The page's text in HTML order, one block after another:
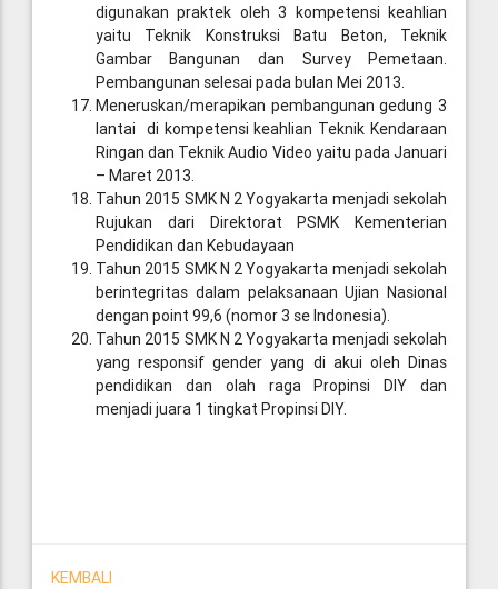
digunakan praktek oleh 3 kompetensi keahlian
yaitu Teknik Konstruksi Batu Beton, Teknik
Gambar Bangunan dan Survey Pemetaan.
Pembangunan selesai pada bulan Mei 2013.
Meneruskan/merapikan pembangunan gedung 3
lantai di kompetensi keahlian Teknik Kendaraan
Ringan dan Teknik Audio Video yaitu pada Januari
– Maret 2013.
Tahun 2015 SMK N 2 Yogyakarta menjadi sekolah
Rujukan dari Direktorat PSMK Kementerian
Pendidikan dan Kebudayaan
Tahun 2015 SMK N 2 Yogyakarta menjadi sekolah
berintegritas dalam pelaksanaan Ujian Nasional
dengan point 99,6 (nomor 3 se Indonesia).
Tahun 2015 SMK N 2 Yogyakarta menjadi sekolah
yang responsif gender yang di akui oleh Dinas
pendidikan dan olah raga Propinsi DIY dan
menjadi juara 1 tingkat Propinsi DIY.
KEMBALI